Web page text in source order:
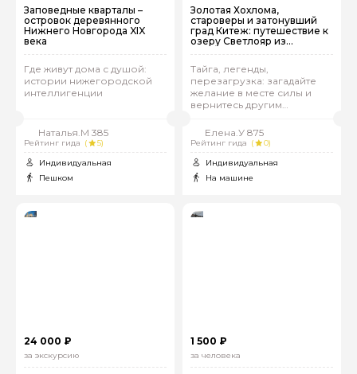
Заповедные кварталы –
островок деревянного
Нижнего Новгорода XIX
века
Где живут дома с душой:
истории нижегородской
интеллигенции
Наталья.М 385
Рейтинг гида (
5)
Индивидуальная
Пешком
Золотая Хохлома,
староверы и затонувший
град Китеж: путешествие к
озеру Светлояр из
Нижнего Новгорода
Тайга, легенды,
перезагрузка: загадайте
желание в месте силы и
вернитесь другим
Елена.У 875
Рейтинг гида (
0)
Индивидуальная
На машине
24 000 ₽
за экскурсию
1 500 ₽
за человека